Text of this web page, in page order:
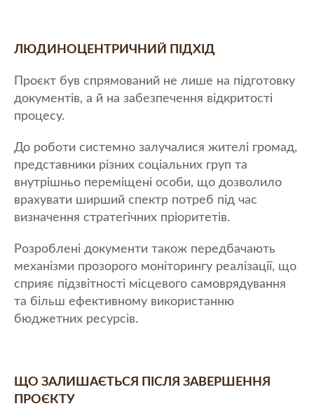
ЛЮДИНОЦЕНТРИЧНИЙ ПІДХІД
Проєкт був спрямований не лише на підготовку
документів, а й на забезпечення відкритості
процесу.
До роботи системно залучалися жителі громад,
представники різних соціальних груп та
внутрішньо переміщені особи, що дозволило
врахувати ширший спектр потреб під час
визначення стратегічних пріоритетів.
Розроблені документи також передбачають
механізми прозорого моніторингу реалізації, що
сприяє підзвітності місцевого самоврядування
та більш ефективному використанню
бюджетних ресурсів.
ЩО ЗАЛИШАЄТЬСЯ ПІСЛЯ ЗАВЕРШЕННЯ
ПРОЄКТУ